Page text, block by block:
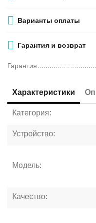
Варианты оплаты
Гарантия и возврат
Гарантия
Характеристики
Категория:
Устройство:
Модель:
Качество: